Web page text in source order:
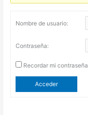
Nombre de usuario:
Contraseña:
Recordar mi contraseña
Acceder